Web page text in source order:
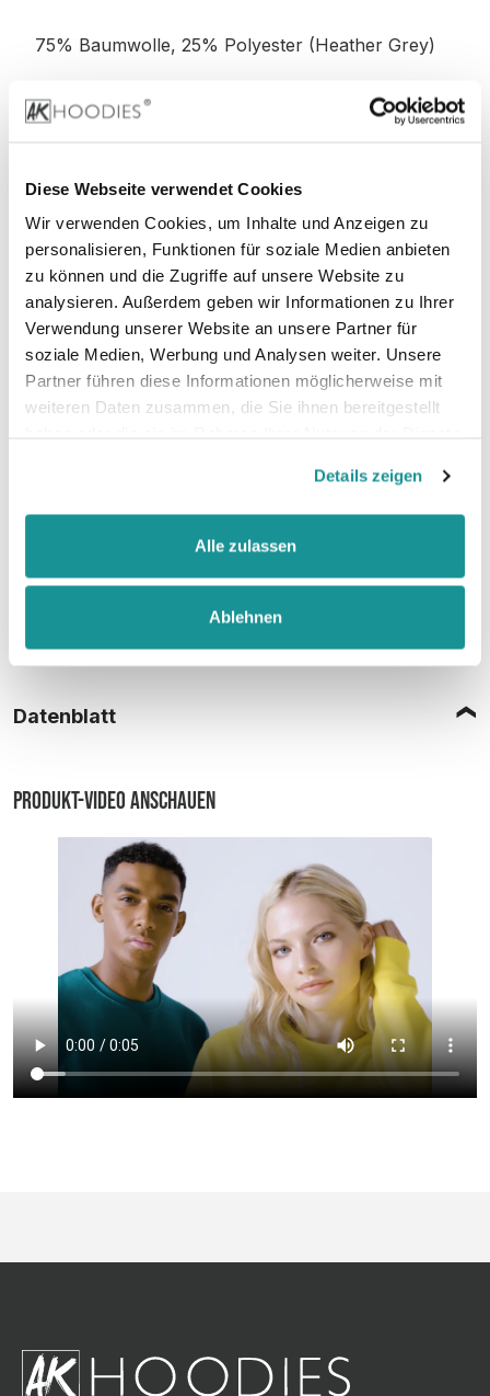
Diese Webseite verwendet Cookies
Wir verwenden Cookies, um Inhalte und Anzeigen zu
personalisieren, Funktionen für soziale Medien anbieten
zu können und die Zugriffe auf unsere Website zu
analysieren. Außerdem geben wir Informationen zu Ihrer
Verwendung unserer Website an unsere Partner für
soziale Medien, Werbung und Analysen weiter. Unsere
Partner führen diese Informationen möglicherweise mit
weiteren Daten zusammen, die Sie ihnen bereitgestellt
Details zeigen
Alle zulassen
Ablehnen
75% Baumwolle, 25% Polyester (Heather Grey)
52% Baumwolle, 48% Polyester (Charcoal)
Heather)
Stoffgewicht : 280 g/m²
Zertifizierungen:
Größentabelle
Datenblatt
Produkt-Video anschauen